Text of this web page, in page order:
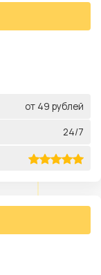
от 49 рублей
24/7